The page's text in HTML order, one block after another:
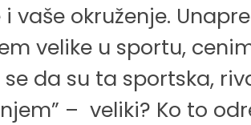
vaše okruženje.
velike u sportu,
da su ta sportska,
– veliki? Ko to